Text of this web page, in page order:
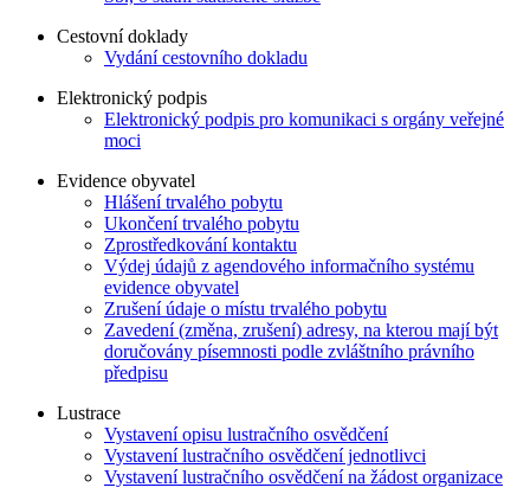
Cestovní doklady
Vydání cestovního dokladu
Elektronický podpis
Elektronický podpis pro komunikaci s orgány veřejné
moci
Evidence obyvatel
Hlášení trvalého pobytu
Ukončení trvalého pobytu
Zprostředkování kontaktu
Výdej údajů z agendového informačního systému
evidence obyvatel
Zrušení údaje o místu trvalého pobytu
Zavedení (změna, zrušení) adresy, na kterou mají být
doručovány písemnosti podle zvláštního právního
předpisu
Lustrace
Vystavení opisu lustračního osvědčení
Vystavení lustračního osvědčení jednotlivci
Vystavení lustračního osvědčení na žádost organizace